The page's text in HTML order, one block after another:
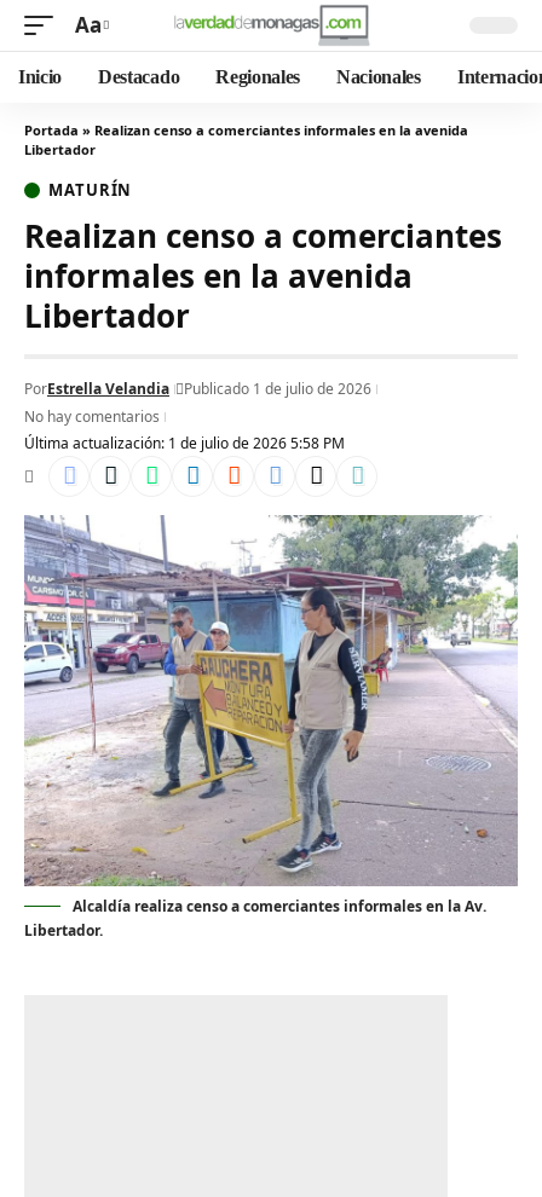
Aa
Inicio Destacado Regionales Nacionales
Portada » Realizan censo a comerciantes informales en la avenida
Libertador
MATURÍN
Realizan censo a comerciantes
informales en la avenida
Libertador
Última actualización: 1 de julio de 2026 5:58 PM
PorEstrella Velandia
Publicado 1 de julio de 2026
No hay comentarios
Alcaldía realiza censo a comerciantes informales en la Av.
Libertador.